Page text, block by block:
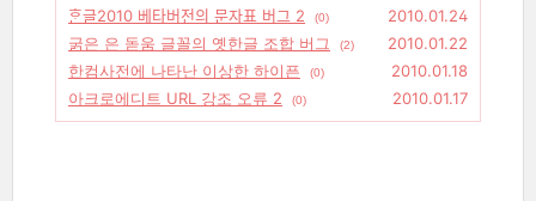
ᄒᆞᆫ글2010 베타버전의 문자표 버그 2
(0)
2010.01.24
굵은 은 돋움 글꼴의 옛한글 조합 버그
(2)
2010.01.22
한컴사전에 나타난 이상한 하이픈
(0)
2010.01.18
아크로에디트 URL 강조 오류 2
(0) 2010.01.17